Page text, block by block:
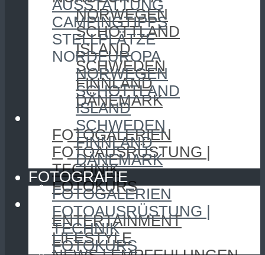
NORWEGEN
SCHOTTLAND
ISLAND
SCHWEDEN
FINNLAND
DÄNEMARK
FOTOGRAFIE
FOTOGALERIEN
FOTOAUSRÜSTUNG |
TECHNIK
FOTOKURS
SKANDINAVIEN
ENTERTAINMENT
LIFESTYLE
AUSSTATTUNG
CAMPINGTIPPS
STELLPLÄTZE
NORDEUROPA
NORWEGEN
SCHOTTLAND
ISLAND
SCHWEDEN
FINNLAND
DÄNEMARK
FOTOGRAFIE
FOTOGALERIEN
FOTOAUSRÜSTUNG |
TECHNIK
FOTOKURS